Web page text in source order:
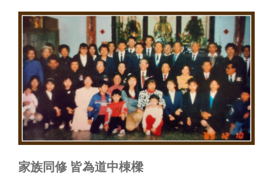
家族同修 皆為道中棟樑